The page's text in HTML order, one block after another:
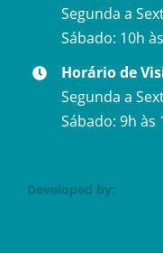
Segunda a
Sábado: 10h
Horário de
Segunda a
Sábado: 9h às
Developed by: